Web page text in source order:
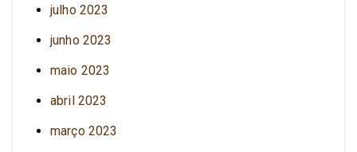
julho 2023
junho 2023
maio 2023
abril 2023
março 2023